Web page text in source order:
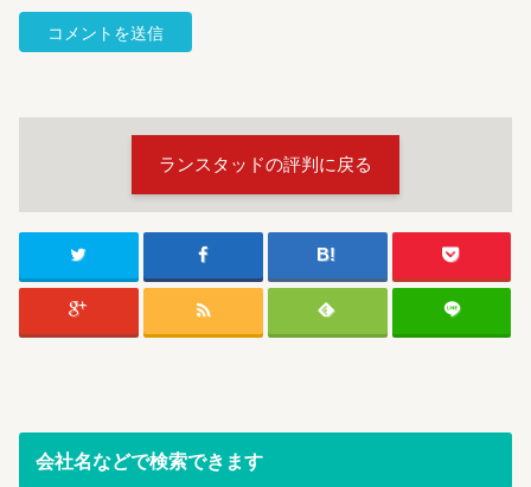
ランスタッドの評判に戻る
会社名などで検索できます